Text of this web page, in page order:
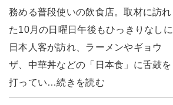
務める普段使いの飲食店。取材に訪れ
た10月の日曜日午後もひっきりなしに
日本人客が訪れ、ラーメンやギョウ
ザ、中華丼などの「日本食」に舌鼓を
打ってい…続きを読む